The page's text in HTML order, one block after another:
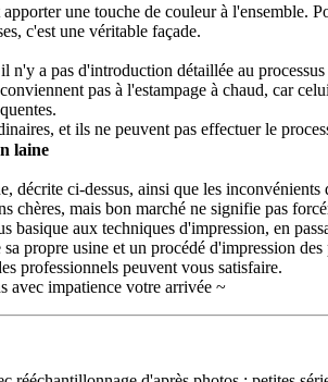
une touche de couleur à l'ensemble.
c'est une véritable façade.
a pas d'introduction détaillée au
pas à l'estampage à chaud, car
et ils ne peuvent pas effectuer le
laine
ci-dessus, ainsi que les
chères, mais bon marché ne signifie pas
aux techniques d'impression, en
propre usine et un procédé d'impression
professionnels peuvent vous satisfaire.
avec impatience votre arrivée ~